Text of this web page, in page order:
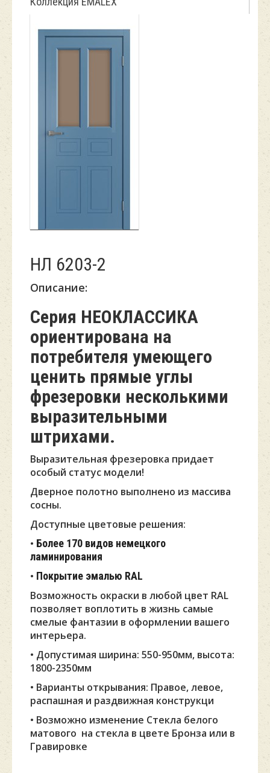
НЛ 6203-2
Описание:
Серия НЕОКЛАССИКА
ориентирована на
потребителя умеющего
ценить прямые углы
фрезеровки несколькими
выразительными
штрихами.
Выразительная фрезеровка придает
особый статус модели!
Дверное полотно выполнено из массива
сосны.
Доступные цветовые решения:
• Более 170 видов немецкого
ламинирования
• Покрытие эмалью RAL
Возможность окраски в любой цвет RAL
позволяет воплотить в жизнь самые
смелые фантазии в оформлении вашего
интерьера.
• Допустимая ширина: 550-950мм, высота:
1800-2350мм
• Варианты открывания: Правое, левое,
распашная и раздвижная конструкци
• Возможно изменение Стекла белого
матового на стекла в цвете Бронза или в
Гравировке